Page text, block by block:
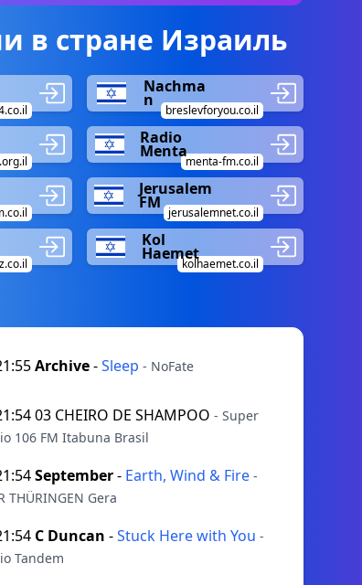
в стране Израиль
Nachma
n
breslevforyou.co.il
Radio
Menta
menta-fm.co.il
Jerusalem
FM
jerusalemnet.co.il
Kol
Haemet
kolhaemet.co.il
Archive-Sleep - NoFate
03 CHEIRO DE SHAMPOO - Super
106 FM Itabuna Brasil
September- Earth, Wind & Fire -
THÜRINGEN Gera
C Duncan -Stuck Here with You -
Tandem